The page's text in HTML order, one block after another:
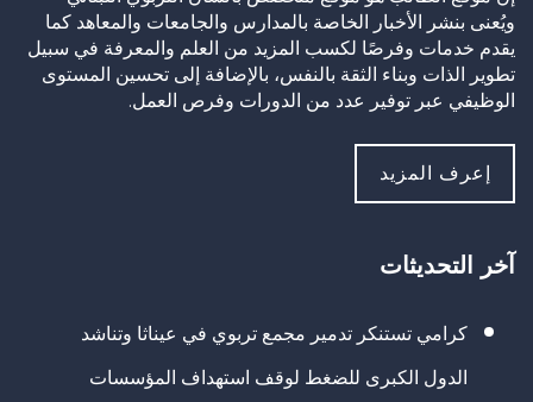
ويُعنى بنشر الأخبار الخاصة بالمدارس والجامعات والمعاهد كما
يقدم خدمات وفرصًا لكسب المزيد من العلم والمعرفة في سبيل
تطوير الذات وبناء الثقة بالنفس، بالإضافة إلى تحسين المستوى
الوظيفي عبر توفير عدد من الدورات وفرص العمل.
إعرف المزيد
آخر التحديثات
كرامي تستنكر تدمير مجمع تربوي في عيناثا وتناشد
الدول الكبرى للضغط لوقف استهداف المؤسسات